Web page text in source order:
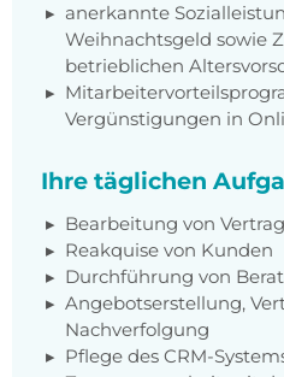
anerkannte
Weihnachtsgeld sowie
betrieblichen
Vergünstigungen in
Ihre täglichen
Bearbeitung von
Reakquise von Kunden
Durchführung von
Angebotserstellung,
Nachverfolgung
Pflege des CRM-